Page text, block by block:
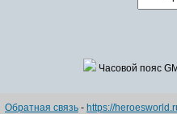
Часовой пояс
Обратная связь - https://